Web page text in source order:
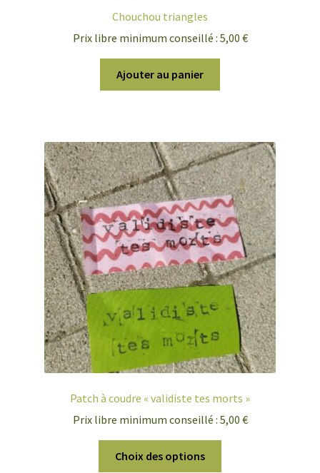
Chouchou triangles
Prix libre minimum conseillé : 5,00 €
Ajouter au panier
Patch à coudre « validiste tes morts »
Prix libre minimum conseillé : 5,00 €
Choix des options